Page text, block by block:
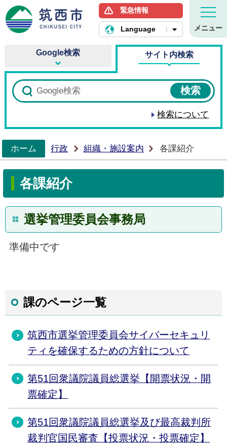
筑西市ホームページ
緊急情報
Language メニュー
Google検索 サイト内検索
検索について
ホーム
行政 組織・施設案内 各課紹介
各課紹介
選挙管理委員会事務局
準備中です
課のページ一覧
筑西市選挙管理委員会サイバーセキュリ
ティを確保するための⽅針について
第51回衆議院議員総選挙【開票状況・開
票確定】
第51回衆議院議員総選挙及び最高裁判所
裁判官国民審査【投票状況・投票確定】